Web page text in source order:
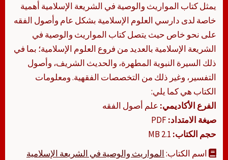
يمثل كتاب المواريث والوصية في الشريعة الإسلامية أهمية
خاصة لدى دارسي العلوم الإسلامية بشكل عام وأصول الفقه
على نحو خاص حيث يتصل كتاب المواريث والوصية في
الشريعة الإسلامية بالعديد من فروع العلوم الإسلامية؛ بما في
ذلك السيرة النبوية المطهرة، والحديث الشريف، وأصول
التفسير، وغير ذلك من التخصصات الفقهية. ومعلومات
الكتاب هي كما يلي:
الفرع الأكاديمي: علم أصول الفقه
صيغة الامتداد:
حجم الكتاب:
اسم الكتاب:المواريث والوصية في الشريعة الإسلامية